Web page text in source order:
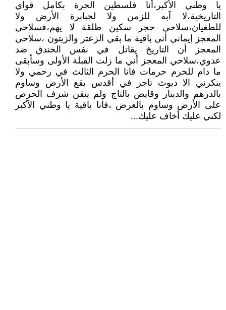
يا وطني اﻷكبر،أنا فلسطين الحرة بكامل قواي
التاريخية،لا آبه للزمن ولا لجبابرة اﻷرض ولا
للطغيان،سلاحي حجر سكين طلقة لا يهم،فسلاحي
المعجز إيماني أني باقية ما بقي الزعتر والزيتون ،سلاحي
المعجز أن التاريخ يقاتل في نفس الخندق ضد
عدوي،سلاحي المعجز أني ما زلت القبلة اﻷولى وسأبقى
ما دام للحرم حرمات فانا الحرم الثالث في رحمي ولا
ينكرني الا ديوث تاجر في أقدس بقع اﻷرض وساوم
بالدرهم والدينار وقايض بالتاج ولم يتقن شرف الحرص
على اﻷرض وساوم بالعرض ،فأنا باقية يا وطني اﻵكبر
لكني عليك أخاف عليك...